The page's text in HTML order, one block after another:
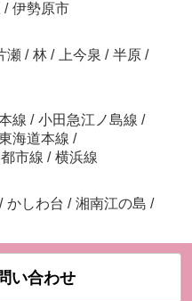
/ 伊勢原市
瀬 / 林 / 上今泉 / 半原 /
線 / 小田急江ノ島線 /
海道本線 /
市線 / 横浜線
/ かしわ台 / 湘南江の島 /
い合わせ